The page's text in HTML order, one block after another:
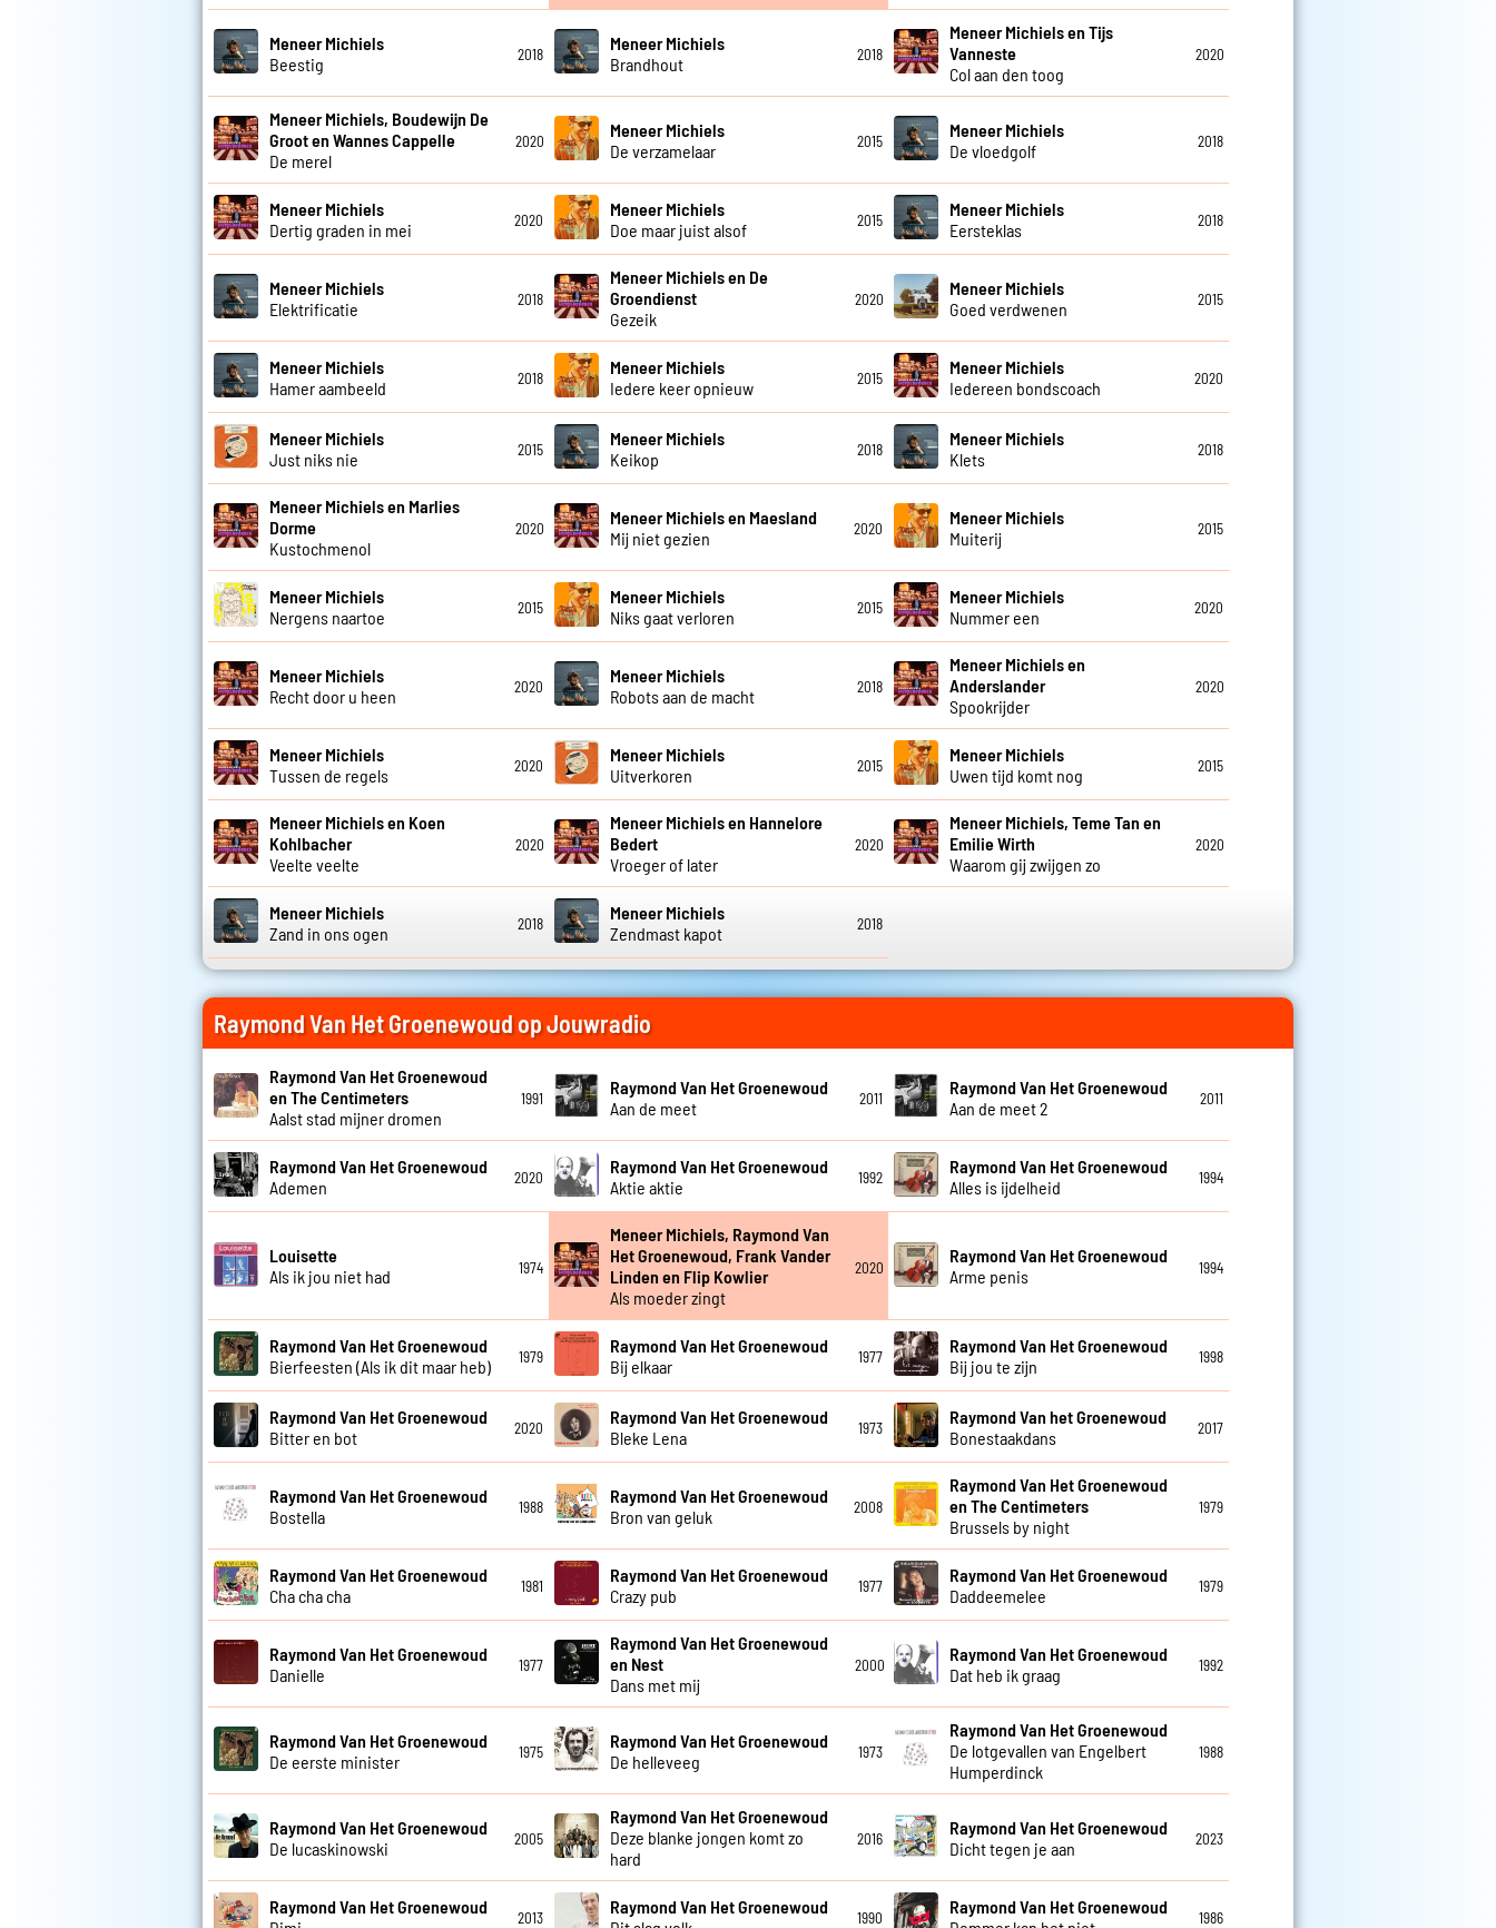
Meneer Michiels
Beestig
2018
Meneer Michiels
Brandhout
2018
Meneer Michiels en Tijs
Vanneste
Col aan den toog
2020
Meneer Michiels, Boudewijn De
Groot en Wannes Cappelle
De merel
2020
Meneer Michiels
De verzamelaar
2015
Meneer Michiels
De vloedgolf
2018
Meneer Michiels
Dertig graden in mei
2020
Meneer Michiels
Doe maar juist alsof
2015
Meneer Michiels
Eersteklas
2018
Meneer Michiels
Elektrificatie
2018
Meneer Michiels en De
Groendienst
Gezeik
2020
Meneer Michiels
Goed verdwenen
2015
Meneer Michiels
Hamer aambeeld
2018
Meneer Michiels
Iedere keer opnieuw
2015
Meneer Michiels
Iedereen bondscoach
2020
Meneer Michiels
Just niks nie
2015
Meneer Michiels
Keikop
2018
Meneer Michiels
Klets
2018
Meneer Michiels en Marlies
Dorme
Kustochmenol
2020
Meneer Michiels en Maesland
Mij niet gezien
2020
Meneer Michiels
Muiterij
2015
Meneer Michiels
Nergens naartoe
2015
Meneer Michiels
Niks gaat verloren
2015
Meneer Michiels
Nummer een
2020
Meneer Michiels
Recht door u heen
2020
Meneer Michiels
Robots aan de macht
2018
Meneer Michiels en
Anderslander
Spookrijder
2020
Meneer Michiels
Tussen de regels
2020
Meneer Michiels
Uitverkoren
2015
Meneer Michiels
Uwen tijd komt nog
2015
Meneer Michiels en Koen
Kohlbacher
Veelte veelte
2020
Meneer Michiels en Hannelore
Bedert
Vroeger of later
2020
Meneer Michiels, Teme Tan en
Emilie Wirth
Waarom gij zwijgen zo
2020
Meneer Michiels
Zand in ons ogen
2018
Meneer Michiels
Zendmast kapot
2018
Raymond Van Het Groenewoud op Jouwradio
Raymond Van Het Groenewoud
en The Centimeters
Aalst stad mijner dromen
1991
Raymond Van Het Groenewoud
Aan de meet
2011
Raymond Van Het Groenewoud
Aan de meet 2
2011
Raymond Van Het Groenewoud
Ademen
2020
Raymond Van Het Groenewoud
Aktie aktie
1992
Raymond Van Het Groenewoud
Alles is ijdelheid
1994
Louisette
Als ik jou niet had
1974
Meneer Michiels, Raymond Van
Het Groenewoud, Frank Vander
Linden en Flip Kowlier
Als moeder zingt
2020
Raymond Van Het Groenewoud
Arme penis
1994
Raymond Van Het Groenewoud
Bierfeesten (Als ik dit maar heb)
1979
Raymond Van Het Groenewoud
Bij elkaar
1977
Raymond Van Het Groenewoud
Bij jou te zijn
1998
Raymond Van Het Groenewoud
Bitter en bot
2020
Raymond Van Het Groenewoud
Bleke Lena
1973
Raymond Van het Groenewoud
Bonestaakdans
2017
Raymond Van Het Groenewoud
Bostella
1988
Raymond Van Het Groenewoud
Bron van geluk
2008
Raymond Van Het Groenewoud
en The Centimeters
Brussels by night
1979
Raymond Van Het Groenewoud
Cha cha cha
1981
Raymond Van Het Groenewoud
Crazy pub
1977
Raymond Van Het Groenewoud
Daddeemelee
1979
Raymond Van Het Groenewoud
Danielle
1977
Raymond Van Het Groenewoud
en Nest
Dans met mij
2000
Raymond Van Het Groenewoud
Dat heb ik graag
1992
Raymond Van Het Groenewoud
De eerste minister
1975
Raymond Van Het Groenewoud
De helleveeg
1973
Raymond Van Het Groenewoud
De lotgevallen van Engelbert
Humperdinck
1988
Raymond Van Het Groenewoud
De lucaskinowski
2005
Raymond Van Het Groenewoud
Deze blanke jongen komt zo
hard
2016
Raymond Van Het Groenewoud
Dicht tegen je aan
2023
Raymond Van Het Groenewoud
2013
Raymond Van Het Groenewoud
1990
Raymond Van Het Groenewoud
1986